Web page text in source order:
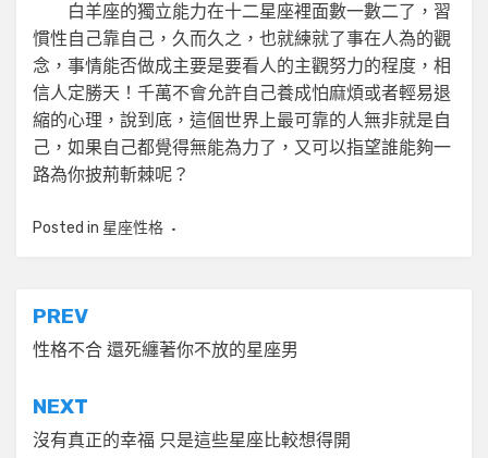
白羊座的獨立能力在十二星座裡面數一數二了，習
慣性自己靠自己，久而久之，也就練就了事在人為的觀
念，事情能否做成主要是要看人的主觀努力的程度，相
信人定勝天！千萬不會允許自己養成怕麻煩或者輕易退
縮的心理，說到底，這個世界上最可靠的人無非就是自
己，如果自己都覺得無能為力了，又可以指望誰能夠一
路為你披荊斬棘呢？
Posted in 星座性格
文
章
導
覽
PREV
性格不合 還死纏著你不放的星座男
NEXT
沒有真正的幸福 只是這些星座比較想得開